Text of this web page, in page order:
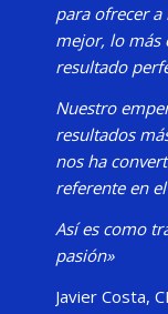
para ofrecer a
mejor, lo más
resultado
Nuestro
resultados
nos ha
referente en
Así es como
pasión»
Javier Costa,